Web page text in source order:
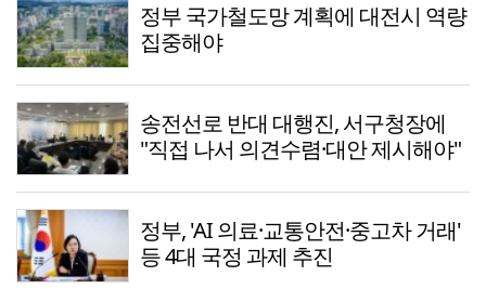
정부 국가철도망 계획에 대전시 역량
집중해야
송전선로 반대 대행진, 서구청장에
"직접 나서 의견수렴·대안 제시해야"
정부, 'AI 의료·교통안전·중고차 거래'
등 4대 국정 과제 추진